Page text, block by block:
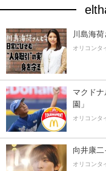
川島海
オリコンタ
マクド
園」
オリコンタ
向井康二
オリコンタ